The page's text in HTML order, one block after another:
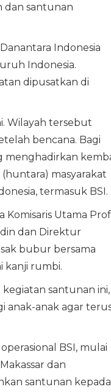
dan santunan
Indonesia
Indonesia.
dipusatkan di
Wilayah tersebut
bencana. Bagi
menghadirkan
masyarakat
termasuk BSI.
Komisaris Utama Prof
dan Direktur
bubur bersama
kanji rumbi.
santunan ini,
anak-anak agar
BSI, mulai
dan
santunan kepada